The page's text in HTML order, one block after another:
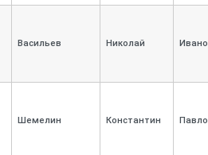
Васильев Николай
Шемелин Константин